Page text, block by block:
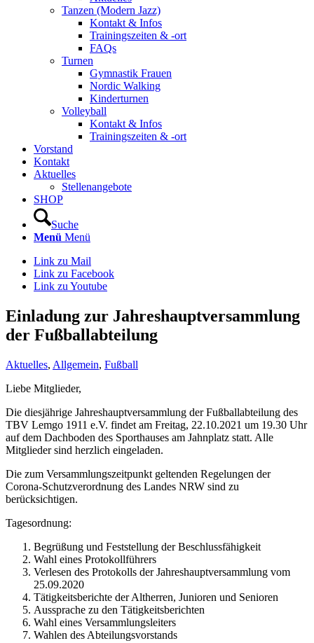
Tanzen (Modern Jazz)
Kontakt & Infos
Trainingszeiten & -ort
FAQs
Turnen
Gymnastik Frauen
Nordic Walking
Kinderturnen
Volleyball
Kontakt & Infos
Trainingszeiten & -ort
Vorstand
Kontakt
Aktuelles
Stellenangebote
SHOP
Suche
Menü Menü
Link zu Mail
Link zu Facebook
Link zu Youtube
Einladung zur Jahreshauptversammlung
der Fußballabteilung
Aktuelles, Allgemein, Fußball
Liebe Mitglieder,
Die diesjährige Jahreshauptversammlung der Fußballabteilung des
TBV Lemgo 1911 e.V. findet am Freitag, 22.10.2021 um 19.30 Uhr
auf dem Dachboden des Sporthauses am Jahnplatz statt. Alle
Mitglieder sind herzlich eingeladen.
Die zum Versammlungszeitpunkt geltenden Regelungen der
Corona-Schutzverordnung des Landes NRW sind zu
berücksichtigen.
Tagesordnung:
Begrüßung und Feststellung der Beschlussfähigkeit
Wahl eines Protokollführers
Verlesen des Protokolls der Jahreshauptversammlung vom
25.09.2020
Tätigkeitsberichte der Altherren, Junioren und Senioren
Aussprache zu den Tätigkeitsberichten
Wahl eines Versammlungsleiters
Wahlen des Abteilungsvorstands